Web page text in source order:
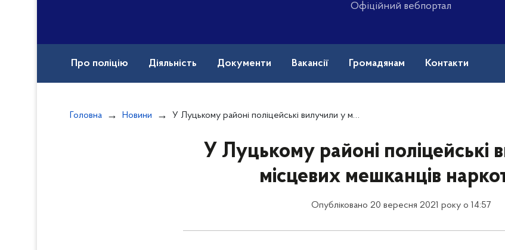
Офіційний вебпортал
Про поліцію Діяльність Документи Вакансії Громадянам Контакти
Головна Новини У Луцькому районі поліцейські вилучили у місцевих мешканців наркотики
У Луцькому районі поліцейські
місцевих мешканців
Опубліковано 20 вересня 2021 року о 14:57